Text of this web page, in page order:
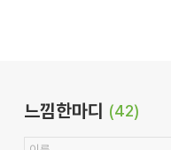
느낌한마디 (42)